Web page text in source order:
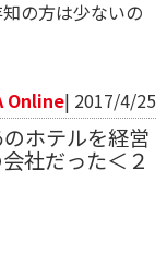
の方は少ないの
Online| 2017/4/25
ホテルを経営
社だった＜２